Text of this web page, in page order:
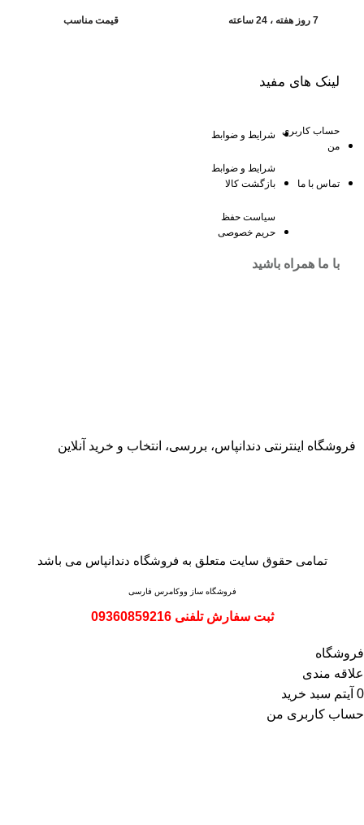
7 روز هفته ، 24 ساعته قیمت مناسب
لینک های مفید
حساب کاربری
من
تماس با ما
شرایط و ضوابط
شرایط و ضوابط
بازگشت کالا
سیاست حفظ
حریم خصوصی
با ما همراه باشید
فروشگاه اینترنتی دندانپاس، بررسی، انتخاب و خرید آنلاین
تمامی حقوق سایت متعلق به فروشگاه دندانپاس می باشد
فروشگاه ساز ووکامرس فارسی
ثبت سفارش تلفنی 09360859216
فروشگاه
علاقه مندی
0 آیتم سبد خرید
حساب کاربری من